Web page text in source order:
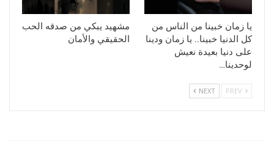
يا زمان خبينا من الناس من
كل الدنيا خبينا.. يا زمان ودينا
على دنيا بعيدة نعيش
لوحدينا…
مشهيد يبكي من صدقه الحب
الحقيقي والأمان
NEXT